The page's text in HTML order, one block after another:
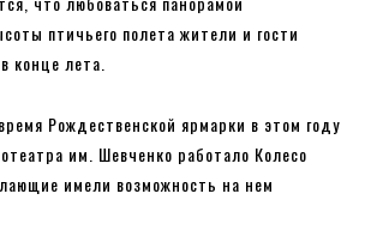
птичьего полета жители и гости
конце лета.
Рождественской ярмарки в этом году
им. Шевченко работало Колесо
имели возможность на нем